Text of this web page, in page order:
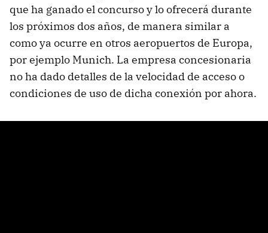
que ha ganado el concurso y lo ofrecerá durante
los próximos dos años, de manera similar a
como ya ocurre en otros aeropuertos de Europa,
por ejemplo Munich. La empresa concesionaria
no ha dado detalles de la velocidad de acceso o
condiciones de uso de dicha conexión por ahora.